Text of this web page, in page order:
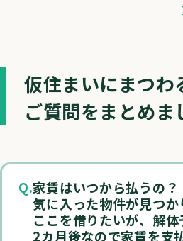
仮住まいにまつわ
ご質問をまとめま
家賃はいつから払うの？
気に入った物件が見つか
ここを借りたいが、解
2カ月後なので家賃を支